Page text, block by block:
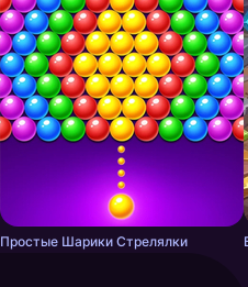
Простые Шарики Стрелялки